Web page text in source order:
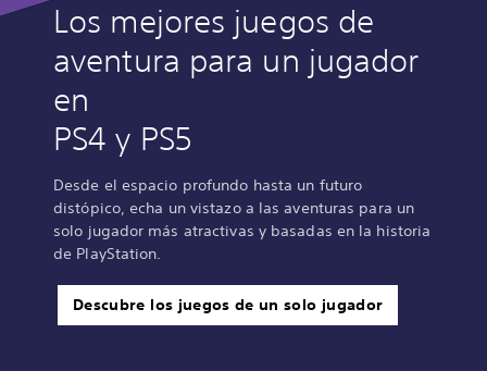
Los mejores juegos de
aventura para un jugador
en
PS4 y PS5
Desde el espacio profundo hasta un futuro
distópico, echa un vistazo a las aventuras para un
solo jugador más atractivas y basadas en la historia
de PlayStation.
Descubre los juegos de un solo jugador